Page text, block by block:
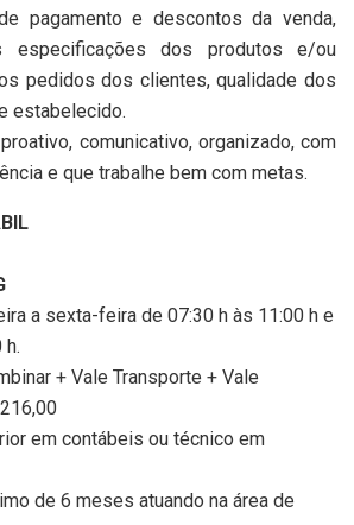
pagamento e descontos da venda,
especificações dos produtos e/ou
pedidos dos clientes, qualidade dos
estabelecido.
comunicativo, organizado, com
e que trabalhe bem com metas.
a sexta-feira de 07:30 h às 11:00 h e
h.
+ Vale Transporte + Vale
em contábeis ou técnico em
de 6 meses atuando na área de